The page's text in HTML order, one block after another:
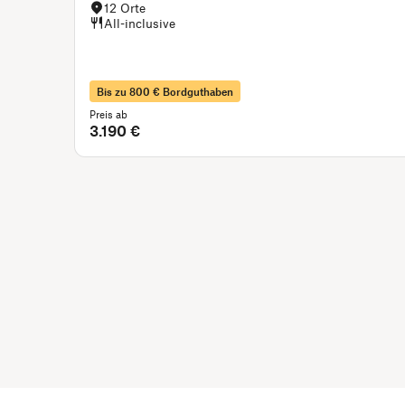
12 Orte
All-inclusive
Bis zu 800 € Bordguthaben
Preis ab
3.190 €